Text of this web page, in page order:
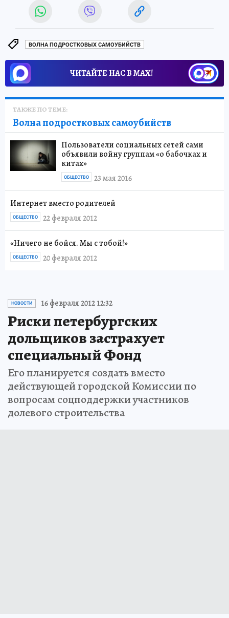
ВОЛНА ПОДРОСТКОВЫХ САМОУБИЙСТВ
ЧИТАЙТЕ НАС В МАХ!
ТАКЖЕ ПО ТЕМЕ:
Волна подростковых самоубийств
Пользователи социальных сетей сами
объявили войну группам «о бабочках и
китах»
23 мая 2016
ОБЩЕСТВО
Интернет вместо родителей
22 февраля 2012
ОБЩЕСТВО
«Ничего не бойся. Мы с тобой!»
20 февраля 2012
ОБЩЕСТВО
НОВОСТИ 16 февраля 2012 12:32
Риски петербургских
дольщиков застрахует
специальный Фонд
Его планируется создать вместо
действующей городской Комиссии по
вопросам соцподдержки участников
долевого строительства